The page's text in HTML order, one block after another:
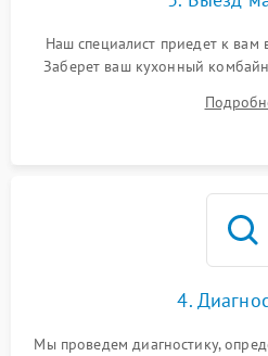
Наш специалист приедет к вам
Заберет ваш кухонный
4.
Мы проведем диагностику,